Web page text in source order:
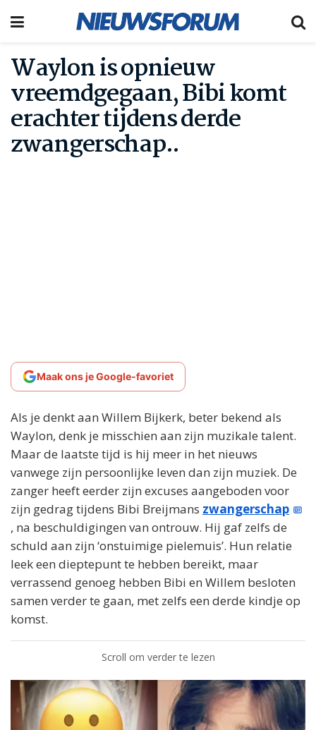
Waylon is opnieuw
vreemdgegaan, Bibi komt
erachter tijdens derde
zwangerschap..
Maak ons je Google-favoriet
Als je denkt aan Willem Bijkerk, beter bekend als
Waylon, denk je misschien aan zijn muzikale talent.
Maar de laatste tijd is hij meer in het nieuws
vanwege zijn persoonlijke leven dan zijn muziek. De
zanger heeft eerder zijn excuses aangeboden voor
zijn gedrag tijdens Bibi Breijmans zwangerschap
, na beschuldigingen van ontrouw. Hij gaf zelfs de
schuld aan zijn ‘onstuimige pielemuis’. Hun relatie
leek een dieptepunt te hebben bereikt, maar
verrassend genoeg hebben Bibi en Willem besloten
samen verder te gaan, met zelfs een derde kindje op
komst.
Scroll om verder te lezen